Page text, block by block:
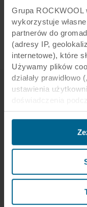
Grupa
wykorzystuje
partnerów do
(adresy IP,
internetowe), które
Używamy plików
działały
ustawienia
(„funkcjonalne”),
optymalizacji witryn
ukierunkowujemy
społecznościowych
naszych stronach
korzystaniu z
ujawniane naszym